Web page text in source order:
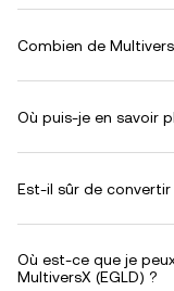
Combien de
Où puis-je en savoir
Est-il sûr de convertir
Où est-ce que je
MultiversX (EGLD) ?